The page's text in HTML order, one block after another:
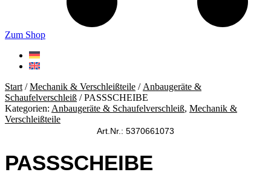
Zum Shop
Start /Mechanik & Verschleißteile / Anbaugeräte &
Schaufelverschleiß / PASSSCHEIBE
Kategorien: Anbaugeräte & Schaufelverschleiß, Mechanik &
Verschleißteile
Art.Nr.: 5370661073
PASSSCHEIBE